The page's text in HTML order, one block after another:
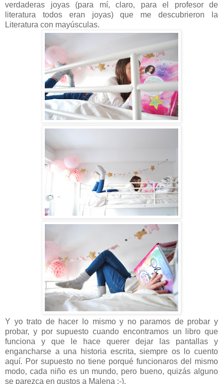
verdaderas joyas (para mí, claro, para el profesor de
literatura todos eran joyas) que me descubrieron la
Literatura con mayúsculas.
Y yo trato de hacer lo mismo y no paramos de probar y
probar, y por supuesto cuando encontramos un libro que
funciona y que le hace querer dejar las pantallas y
engancharse a una historia escrita, siempre os lo cuento
aquí. Por supuesto no tiene porqué funcionaros del mismo
modo, cada niño es un mundo, pero bueno, quizás alguno
se parezca en gustos a Malena :-).